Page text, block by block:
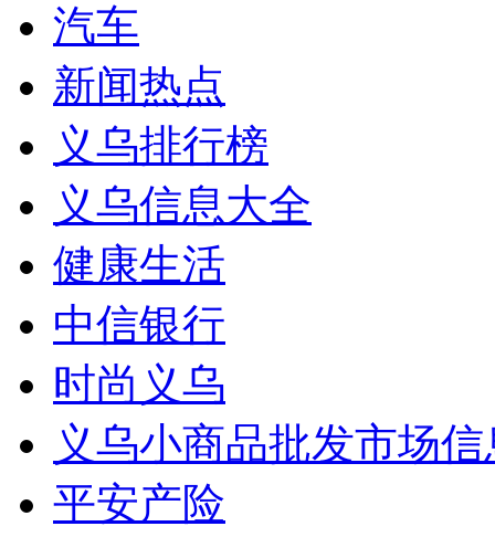
汽车
新闻热点
义乌排行榜
义乌信息大全
健康生活
中信银行
时尚义乌
义乌小商品批发市场
平安产险